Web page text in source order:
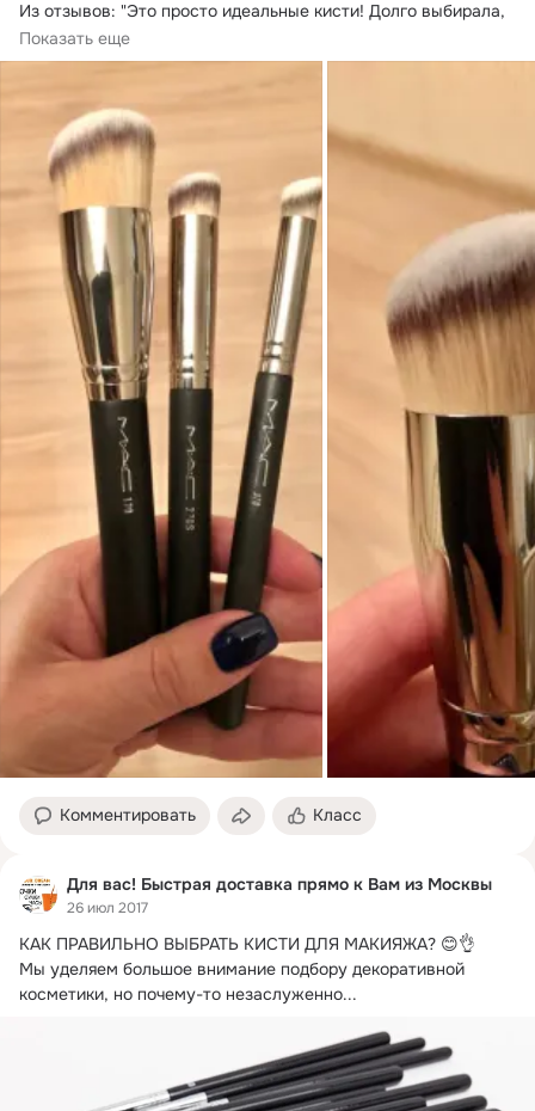
Из отзывов: "Это просто идеальные кисти! Долго выбирала,
и, наконец, нашла именно то, что...
Показать еще
Комментировать Класс
Для вас! Быстрая доставка прямо к Вам из Москвы
26 июл 2017
КАК ПРАВИЛЬНО ВЫБРАТЬ КИСТИ ДЛЯ МАКИЯЖА? 😊👌
Мы уделяем большое внимание подбору декоративной
косметики, но почему-то незаслуженно...